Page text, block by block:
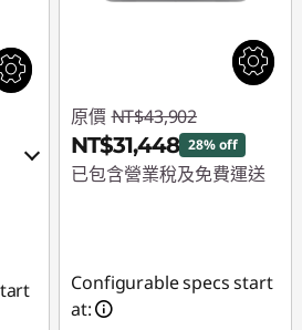
原價 NT$43,902
NT$31,448 28% off
已包含營業稅及免費運送
Configurable specs start
at: